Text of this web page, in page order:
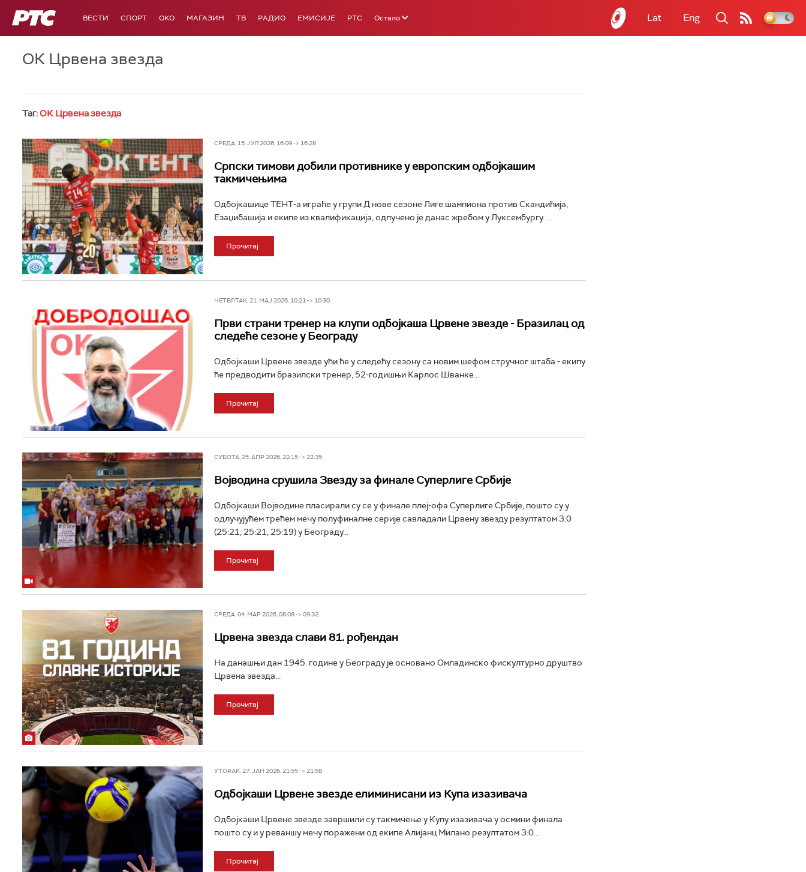
РТС ВЕСТИ СПОРТ OKO МАГАЗИН ТВ РАДИО ЕМИСИЈЕ РТС Остало Lat Eng
ОК Црвена звезда
Таг:ОК Црвена звезда
СРЕДА, 15. ЈУЛ 2026, 16:09 -> 16:28
Српски тимови добили противнике у европским одбојкашим
такмичењима
Одбојкашице ТЕНТ-а играће у групи Д нове сезоне Лиге шампиона против Скандићија,
Езаџибашија и екипе из квалификација, одлучено је данас жребом у Луксембургу. ...
Прочитај
ЧЕТВРТАК, 21. МАЈ 2026, 10:21 -> 10:30
Први страни тренер на клупи одбојкаша Црвене звезде - Бразилац од
следеће сезоне у Београду
Одбојкаши Црвене звезде ући ће у следећу сезону са новим шефом стручног штаба - екипу
ће предводити бразилски тренер, 52-годишњи Карлос Шванке...
Прочитај
СУБОТА, 25. АПР 2026, 22:15 -> 22:35
Војводина срушила Звезду за финале Суперлиге Србије
Одбојкаши Војводине пласирали су се у финале плеј-офа Суперлиге Србије, пошто су у
одлучујућем трећем мечу полуфиналне серије савладали Црвену звезду резултатом 3:0
(25:21, 25:21, 25:19) у Београду...
Прочитај
СРЕДА, 04. МАР 2026, 08:08 -> 09:32
Црвена звезда слави 81. рођендан
На данашњи дан 1945. године у Београду је основано Омладинско фискултурно друштво
Црвена звезда...
Прочитај
УТОРАК, 27. ЈАН 2026, 21:55 -> 21:58
Одбојкаши Црвене звезде елиминисани из Купа изазивача
Одбојкаши Црвене звезде завршили су такмичење у Купу изазивача у осмини финала
пошто су и у реваншу мечу поражени од екипе Алијанц Милано резултатом 3:0...
Прочитај